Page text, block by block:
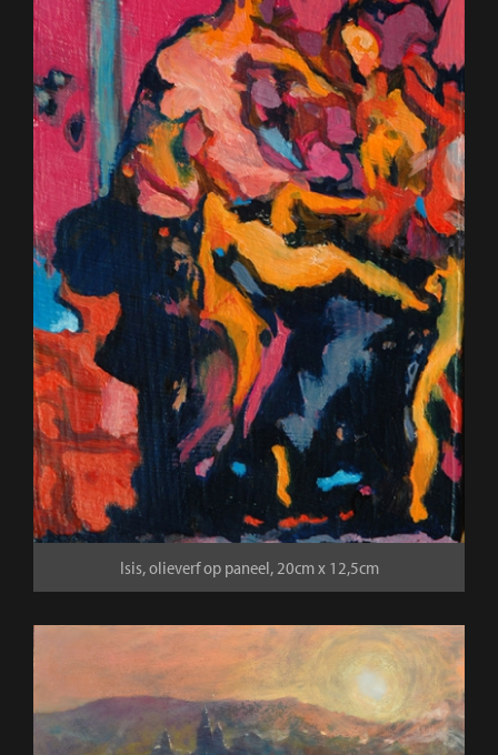
Isis, olieverf op paneel, 20cm x 12,5cm